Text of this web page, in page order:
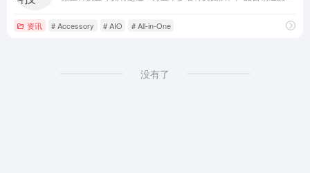
资讯 # Accessory # AIO # All-in-One
没有了